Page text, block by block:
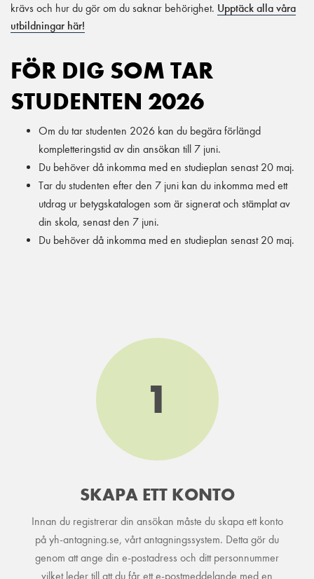
krävs och hur du gör om du saknar behörighet. Upptäck alla våra
utbildningar här!
FÖR DIG SOM TAR
STUDENTEN 2026
Om du tar studenten 2026 kan du begära förlängd
kompletteringstid av din ansökan till 7 juni.
Du behöver då inkomma med en studieplan senast 20 maj.
Tar du studenten efter den 7 juni kan du inkomma med ett
utdrag ur betygskatalogen som är signerat och stämplat av
din skola, senast den 7 juni.
Du behöver då inkomma med en studieplan senast 20 maj.
1
SKAPA ETT KONTO
Innan du registrerar din ansökan måste du skapa ett konto
på yh-antagning.se, vårt antagningssystem. Detta gör du
genom att ange din e-postadress och ditt personnummer
vilket leder till att du får ett e-postmeddelande med en